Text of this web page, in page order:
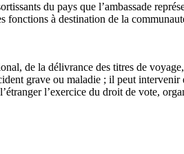
du pays que l’ambassade
fonctions à destination de la
de la délivrance des titres de
grave ou maladie ; il peut intervenir
l’exercice du droit de vote,